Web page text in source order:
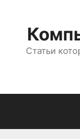
содержимому
Статьи